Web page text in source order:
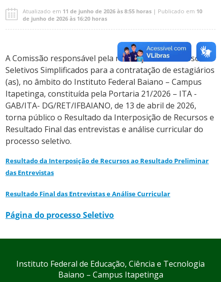
Atualizado em 11 de junho de 2026 às 8:55 horas | Publicado em 10
de junho de 2026 às 16:20 horas
A Comissão responsável pela realização de Processos
Seletivos Simplificados para a contratação de estagiários
(as), no âmbito do Instituto Federal Baiano – Campus
Itapetinga, constituída pela Portaria 21/2026 – ITA -
GAB/ITA- DG/RET/IFBAIANO, de 13 de abril de 2026,
torna público o Resultado da Interposição de Recursos e
Resultado Final das entrevistas e análise curricular do
processo seletivo.
Resultado da Interposição de Recursos ao Resultado Preliminar
das Entrevistas
Resultado Final das Entrevistas e Análise Curricular
Página do processoSeletivo
Instituto Federal de Educação, Ciência e Tecnologia
Baiano – Campus Itapetinga